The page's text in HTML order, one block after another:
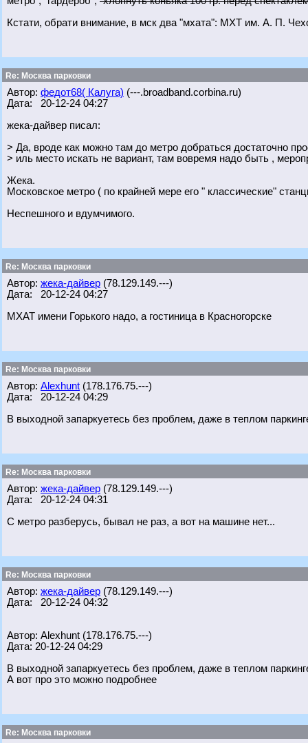
Кстати, обрати внимание, в мск два "мхата": МХТ им. А. П.
Re: Москва парковки
Автор: федот68( Калуга) (---.broadband.corbina.ru)
Дата: 20-12-24 04:27
жека-дайвер писал:
> Да, вроде как можно там до метро добраться достаточно
> иль место искать не вариант, там вовремя надо быть ,
Жека.
Московское метро ( по крайней мере его " классические"
Неспешного и вдумчимого.
Re: Москва парковки
Автор: жека-дайвер (78.129.149.---)
Дата: 20-12-24 04:27
МХАТ имени Горького надо, а гостиница в Красногорске
Re: Москва парковки
Автор: Alexhunt (178.176.75.---)
Дата: 20-12-24 04:29
В выходной запаркуетесь без проблем, даже в теплом
Re: Москва парковки
Автор: жека-дайвер (78.129.149.---)
Дата: 20-12-24 04:31
С метро разберусь, бывал не раз, а вот на машине нет...
Re: Москва парковки
Автор: жека-дайвер (78.129.149.---)
Дата: 20-12-24 04:32
Автор: Alexhunt (178.176.75.---)
Дата: 20-12-24 04:29
В выходной запаркуетесь без проблем, даже в теплом
А вот про это можно подробнее
Re: Москва парковки